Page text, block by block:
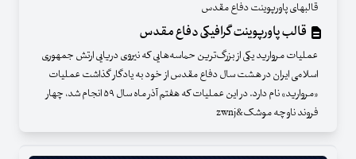
قالبهای پاورپوینت دفاع مقدس
قالب پاورپوینت گرافیکی دفاع مقدس
عملیات مروارید یکی از بزرگ‌ترین حماسه‌هایی که نیروی دریایی ارتش جمهوری
اسلامی ایران در هشت سال دفاع مقدس از خود به یادگار گذاشت عملیات
«مروارید» نام دارد. در این عملیات که هفتم آذر ماه سال ۵۹ انجام شد، چهار
فروند ناوچه موشک&zwnj